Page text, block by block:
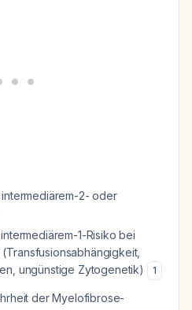
2- oder
1-Risiko bei
ungünstige Zytogenetik)
1
der Myelofibrose-